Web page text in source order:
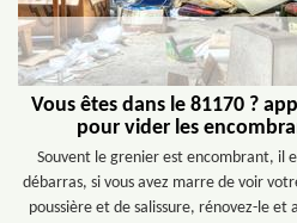
Vous êtes dans le 81170 ?
pour vider les
Souvent le grenier est encombrant, il
débarras, si vous avez marre de voir
poussière et de salissure, rénovez-le